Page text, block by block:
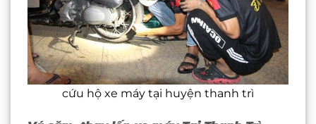
cứu hộ xe máy tại huyện thanh trì